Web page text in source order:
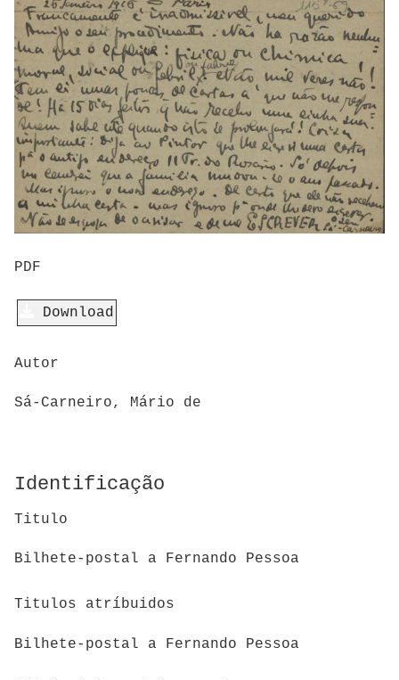
PDF
Download
Autor
Sá-Carneiro, Mário de
Identificação
Titulo
Bilhete-postal a Fernando Pessoa
Titulos atríbuidos
Bilhete-postal a Fernando Pessoa